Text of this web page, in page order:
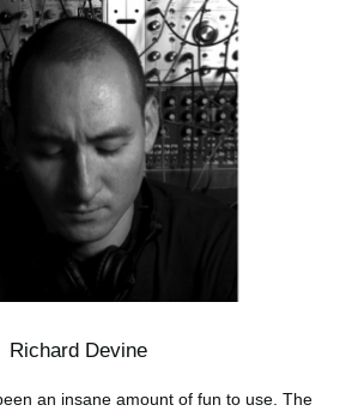
Richard Devine
an insane amount of fun to use. The